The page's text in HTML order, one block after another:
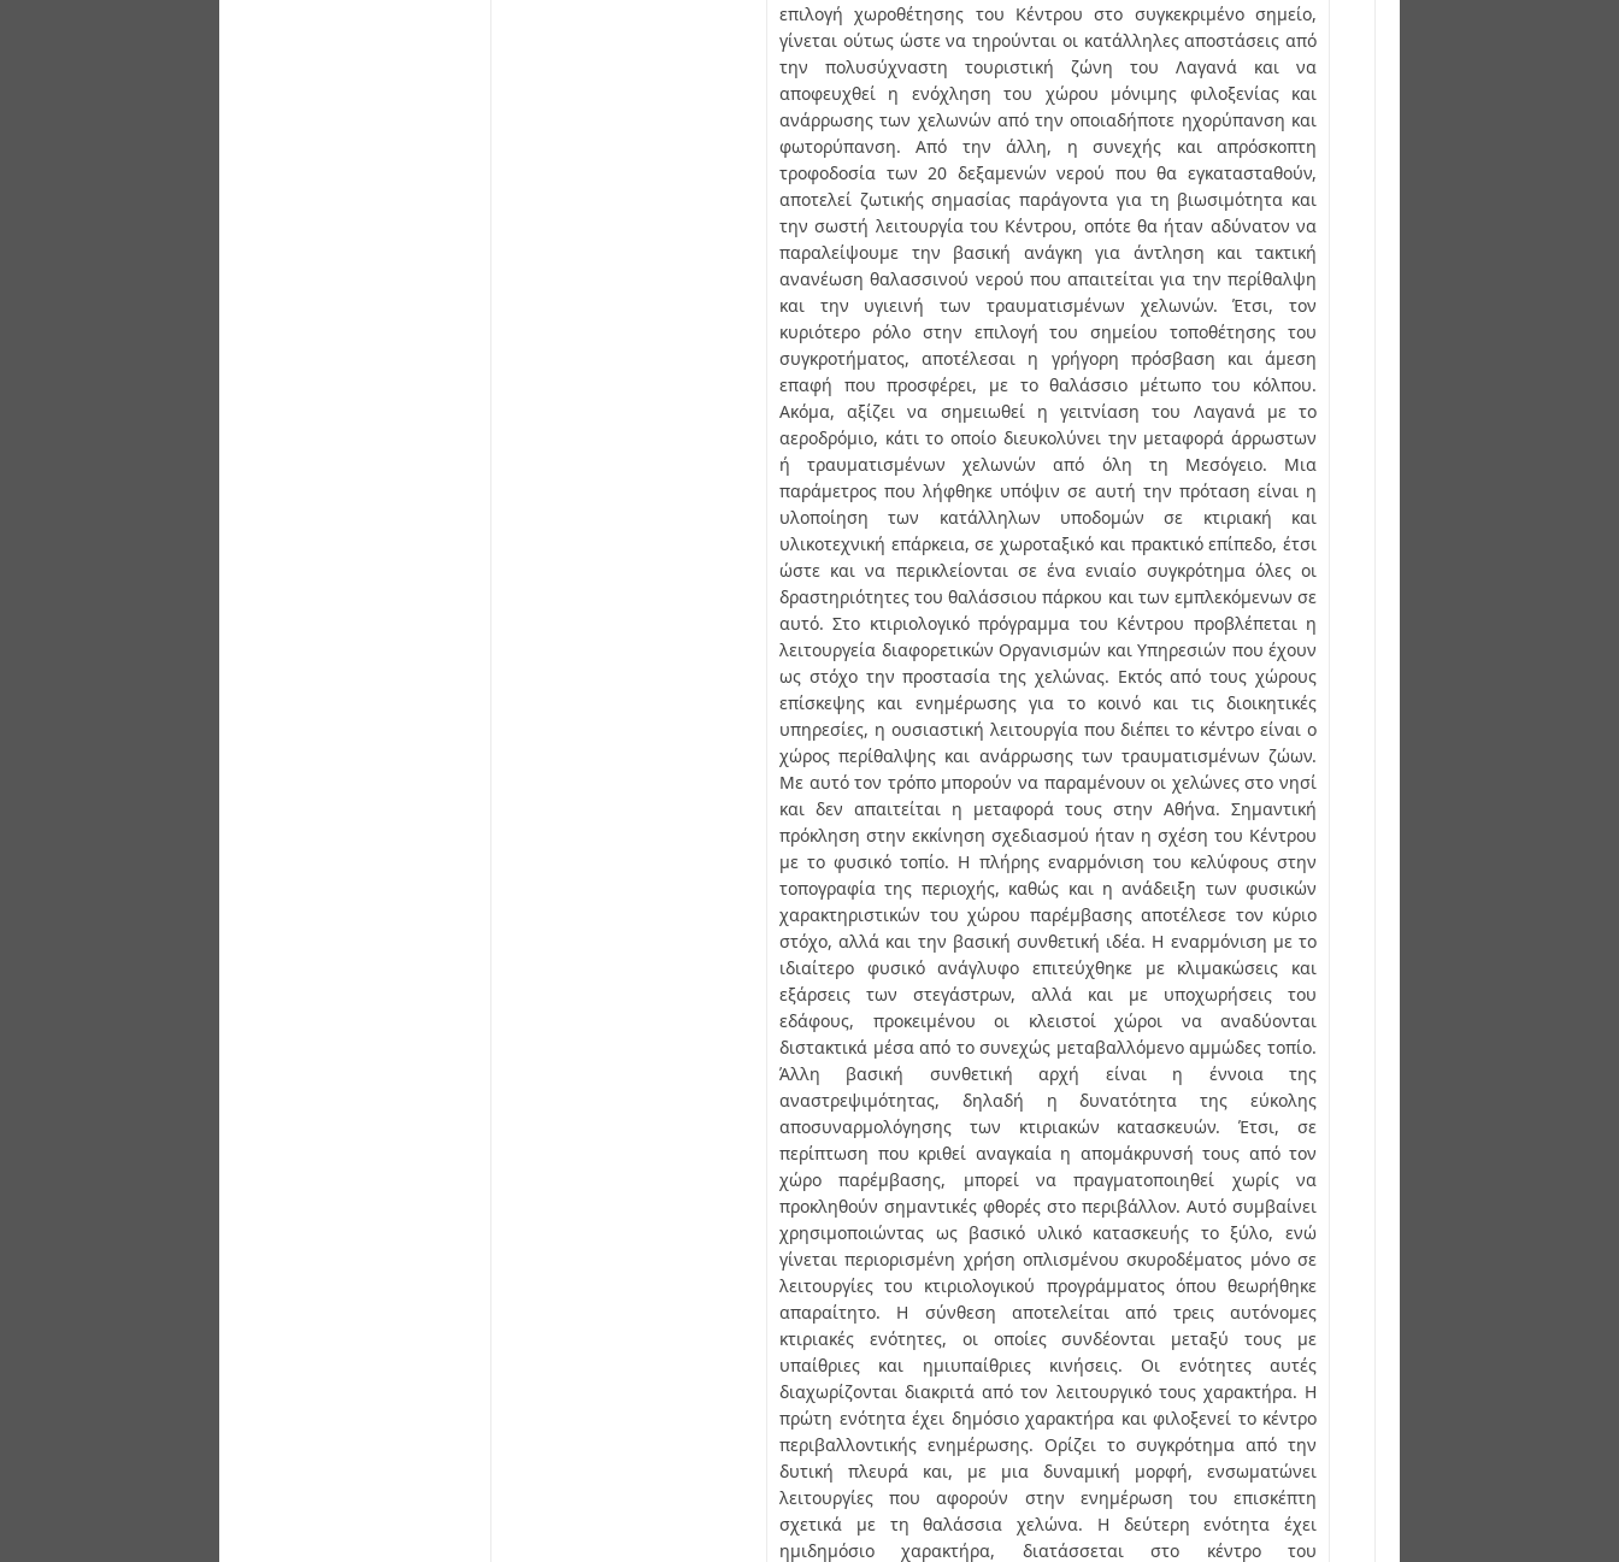
επιλογή χωροθέτησης του Κέντρου στο συγκεκριμένο σημείο,
γίνεται ούτως ώστε να τηρούνται οι κατάλληλες αποστάσεις από
την πολυσύχναστη τουριστική ζώνη του Λαγανά και να
αποφευχθεί η ενόχληση του χώρου μόνιμης φιλοξενίας και
ανάρρωσης των χελωνών από την οποιαδήποτε ηχορύπανση και
φωτορύπανση. Από την άλλη, η συνεχής και απρόσκοπτη
τροφοδοσία των 20 δεξαμενών νερού που θα εγκατασταθούν,
αποτελεί ζωτικής σημασίας παράγοντα για τη βιωσιμότητα και
την σωστή λειτουργία του Κέντρου, οπότε θα ήταν αδύνατον να
παραλείψουμε την βασική ανάγκη για άντληση και τακτική
ανανέωση θαλασσινού νερού που απαιτείται για την περίθαλψη
και την υγιεινή των τραυματισμένων χελωνών. Έτσι, τον
κυριότερο ρόλο στην επιλογή του σημείου τοποθέτησης του
συγκροτήματος, αποτέλεσαι η γρήγορη πρόσβαση και άμεση
επαφή που προσφέρει, με το θαλάσσιο μέτωπο του κόλπου.
Ακόμα, αξίζει να σημειωθεί η γειτνίαση του Λαγανά με το
αεροδρόμιο, κάτι το οποίο διευκολύνει την μεταφορά άρρωστων
ή τραυματισμένων χελωνών από όλη τη Μεσόγειο. Μια
παράμετρος που λήφθηκε υπόψιν σε αυτή την πρόταση είναι η
υλοποίηση των κατάλληλων υποδομών σε κτιριακή και
υλικοτεχνική επάρκεια, σε χωροταξικό και πρακτικό επίπεδο, έτσι
ώστε και να περικλείονται σε ένα ενιαίο συγκρότημα όλες οι
δραστηριότητες του θαλάσσιου πάρκου και των εμπλεκόμενων σε
αυτό. Στο κτιριολογικό πρόγραμμα του Κέντρου προβλέπεται η
λειτουργεία διαφορετικών Οργανισμών και Υπηρεσιών που έχουν
ως στόχο την προστασία της χελώνας. Εκτός από τους χώρους
επίσκεψης και ενημέρωσης για το κοινό και τις διοικητικές
υπηρεσίες, η ουσιαστική λειτουργία που διέπει το κέντρο είναι ο
χώρος περίθαλψης και ανάρρωσης των τραυματισμένων ζώων.
Με αυτό τον τρόπο μπορούν να παραμένουν οι χελώνες στο νησί
και δεν απαιτείται η μεταφορά τους στην Αθήνα. Σημαντική
πρόκληση στην εκκίνηση σχεδιασμού ήταν η σχέση του Κέντρου
με το φυσικό τοπίο. Η πλήρης εναρμόνιση του κελύφους στην
τοπογραφία της περιοχής, καθώς και η ανάδειξη των φυσικών
χαρακτηριστικών του χώρου παρέμβασης αποτέλεσε τον κύριο
στόχο, αλλά και την βασική συνθετική ιδέα. Η εναρμόνιση με το
ιδιαίτερο φυσικό ανάγλυφο επιτεύχθηκε με κλιμακώσεις και
εξάρσεις των στεγάστρων, αλλά και με υποχωρήσεις του
εδάφους, προκειμένου οι κλειστοί χώροι να αναδύονται
διστακτικά μέσα από το συνεχώς μεταβαλλόμενο αμμώδες τοπίο.
Άλλη βασική συνθετική αρχή είναι η έννοια της
αναστρεψιμότητας, δηλαδή η δυνατότητα της εύκολης
αποσυναρμολόγησης των κτιριακών κατασκευών. Έτσι, σε
περίπτωση που κριθεί αναγκαία η απομάκρυνσή τους από τον
χώρο παρέμβασης, μπορεί να πραγματοποιηθεί χωρίς να
προκληθούν σημαντικές φθορές στο περιβάλλον. Αυτό συμβαίνει
χρησιμοποιώντας ως βασικό υλικό κατασκευής το ξύλο, ενώ
γίνεται περιορισμένη χρήση οπλισμένου σκυροδέματος μόνο σε
λειτουργίες του κτιριολογικού προγράμματος όπου θεωρήθηκε
απαραίτητο. Η σύνθεση αποτελείται από τρεις αυτόνομες
κτιριακές ενότητες, οι οποίες συνδέονται μεταξύ τους με
υπαίθριες και ημιυπαίθριες κινήσεις. Οι ενότητες αυτές
διαχωρίζονται διακριτά από τον λειτουργικό τους χαρακτήρα. Η
πρώτη ενότητα έχει δημόσιο χαρακτήρα και φιλοξενεί το κέντρο
περιβαλλοντικής ενημέρωσης. Ορίζει το συγκρότημα από την
δυτική πλευρά και, με μια δυναμική μορφή, ενσωματώνει
λειτουργίες που αφορούν στην ενημέρωση του επισκέπτη
σχετικά με τη θαλάσσια χελώνα. Η δεύτερη ενότητα έχει
ημιδημόσιο χαρακτήρα, διατάσσεται στο κέντρο του